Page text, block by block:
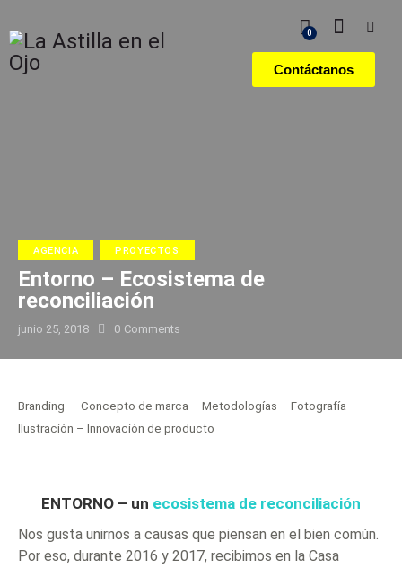
0
Contáctanos
AGENCIA PROYECTOS
Entorno – Ecosistema de
reconciliación
junio 25, 2018 0 Comments
Branding – Concepto de marca – Metodologías – Fotografía –
Ilustración – Innovación de producto
ENTORNO – un ecosistema de reconciliación
Nos gusta unirnos a causas que piensan en el bien común.
Por eso, durante 2016 y 2017, recibimos en la Casa